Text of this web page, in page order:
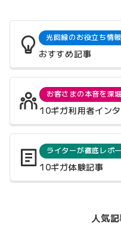
光回線のお役立ち情報
おすすめ記事
お客さまの本音を深
10ギガ利用者イン
ライターが徹底レポ
10ギガ体験記事
人気